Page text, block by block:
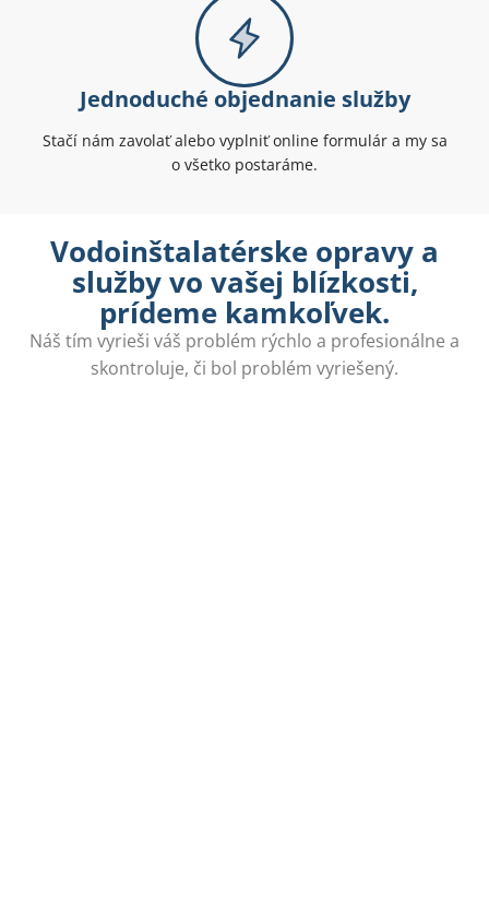
Jednoduché objednanie služby
Stačí nám zavolať alebo vyplniť online formulár a my sa
o všetko postaráme.
Vodoinštalatérske opravy a
služby vo vašej blízkosti,
prídeme kamkoľvek.
Náš tím vyrieši váš problém rýchlo a profesionálne a
skontroluje, či bol problém vyriešený.